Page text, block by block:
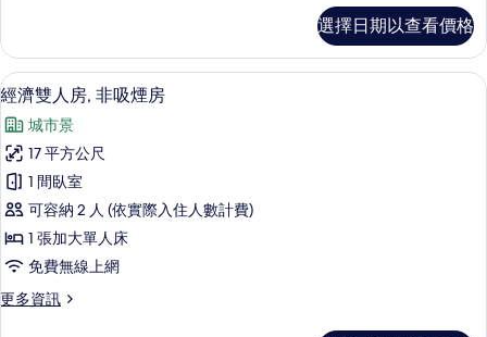
房
的
所
有
相
片
雙
床
房,
吸
煙
房
的
詳
情
選擇日期以查看價格
顯
示
經
濟
雙
人
房,
非
吸
客房內保險箱、遮光布/窗簾、熨斗/
6
經濟雙人房, 非吸煙房
城市景
17 平方公尺
1 間臥室
可容納 2 人 (依實際入住人數計費)
1 張加大單人床
免費無線上網
更多資訊
更